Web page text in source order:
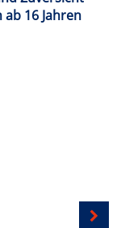
16 Jahren